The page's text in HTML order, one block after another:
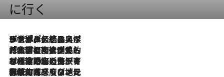
に行く
2026.8.8
リスボンの絶品スイーツ「パステル・デ・ナタ」とは？ポルトガル伝統の奥深い世界へ
2026.7.27
「私の祖国はポルトガル語です」国民的詩人フェルナンド・ペソアと、彼が愛した文学の街を歩く
2026.7.26
ポルトガル近海が育む極上の海の幸。キリリと冷えた白ワインと愉しむ、シーフード専門店の贅沢
2026.7.22
伝統の味をモダンに昇華。高感度な地元客が集う、リスボンの最旬ガストロノミー